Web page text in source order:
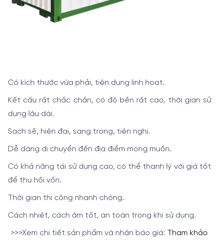
Có kích thước vừa phải, tiện dụng linh hoạt.
Kết cấu rất chắc chắn, có độ bền rất cao, thời gian sử
dụng lâu dài.
Sạch sẽ, hiện đại, sang trọng, tiện nghi.
Dễ dàng di chuyển đến địa điểm mong muốn.
Có khả năng tái sử dụng cao, có thể thanh lý với giá tốt
để thu hồi vốn.
Thời gian thi công nhanh chóng.
Cách nhiệt, cách âm tốt, an toàn trong khi sử dụng.
>>>Xem chi tiết sản phẩm và nhận báo giá: Tham khảo